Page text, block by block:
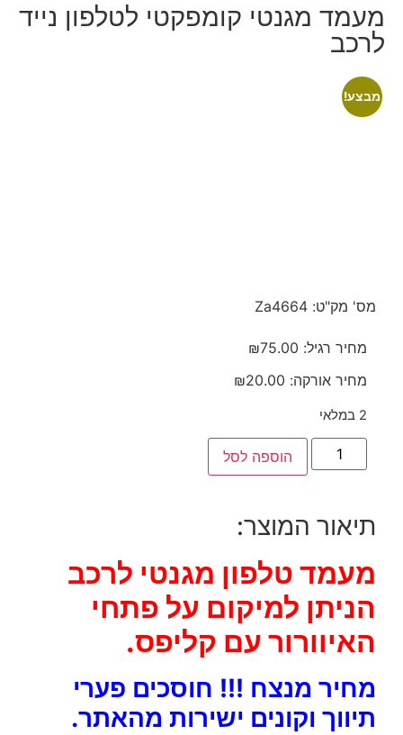
מעמד מגנטי קומפקטי לטלפון נייד
לרכב
מס' מק"ט: Za4664
מחיר רגיל: ₪75.00
מחיר אורקה:
₪20.00
2 במלאי
הוספה לסל
תיאור המוצר:
מעמד טלפון מגנטי לרכב
הניתן למיקום על פתחי
האיוורור עם קליפס.
מחיר מנצח !!! חוסכים פערי
תיווך וקונים ישירות מהאתר.
מבצע!